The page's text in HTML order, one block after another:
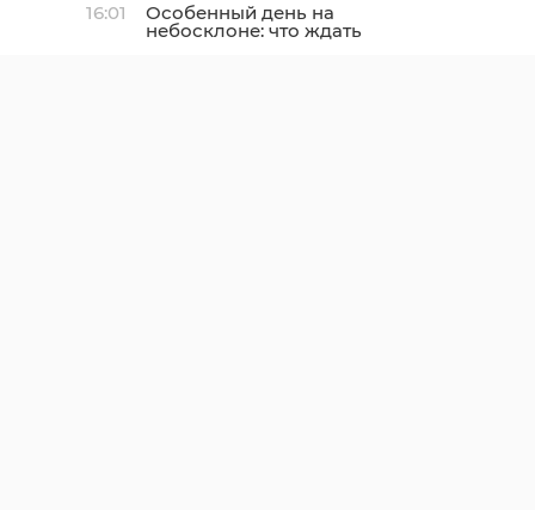
16:01 Особенный день на
небосклоне: что ждать